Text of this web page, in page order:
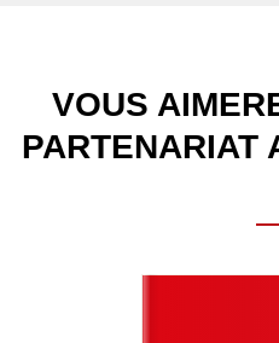
VOUS
PARTENARIAT